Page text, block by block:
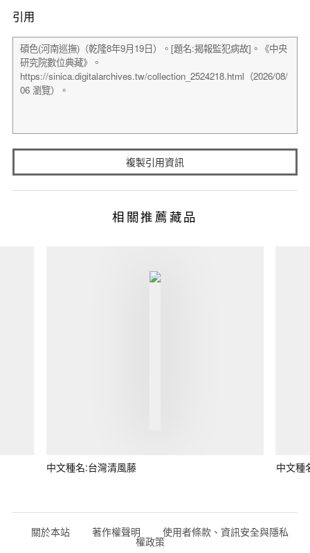
引用
複製引用資訊
相關推薦藏品
中文種名:台灣清風藤 中文種
關於本站 著作權聲明 使用者條款、資訊安全與隱私
權政策